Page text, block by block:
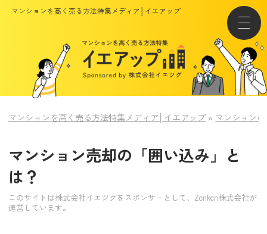
マンションを高く売る方法特集メディア│イエアップ
マンションを高く売る方法特集メディア│イエアップ » マンション
マンション売却の「囲い込み」と
は？
このサイトは株式会社イエツグをスポンサーとして、Zenken株式会社が
運営しています。